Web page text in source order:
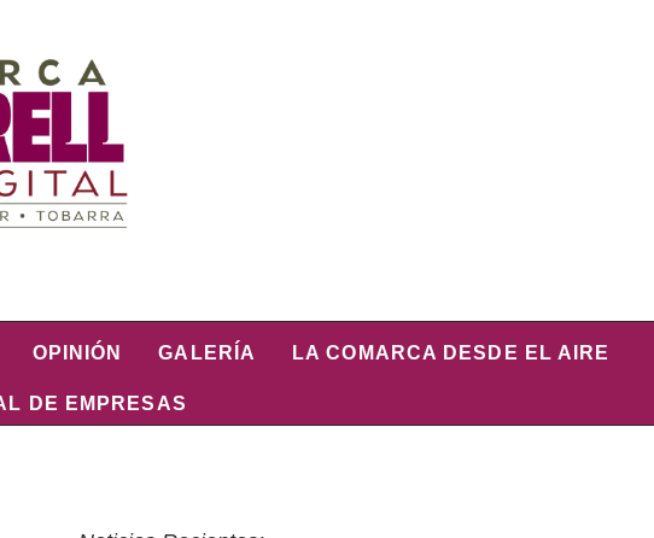
OPINIÓN GALERÍA LA COMARCA DESDE EL AIRE
DE EMPRESAS